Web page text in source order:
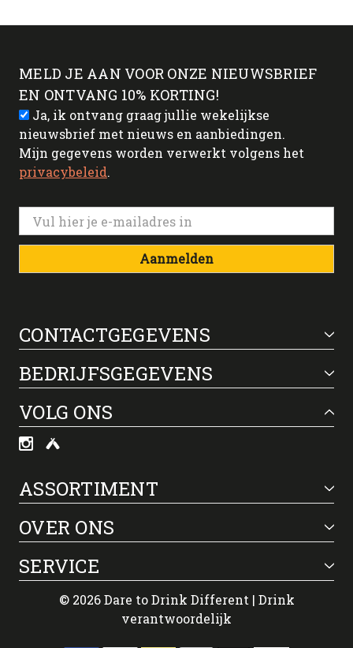
MELD JE AAN VOOR ONZE NIEUWSBRIEF
EN ONTVANG 10% KORTING!
Ja, ik ontvang graag jullie wekelijkse
nieuwsbrief met nieuws en aanbiedingen.
Mijn gegevens worden verwerkt volgens het
privacybeleid.
Aanmelden
CONTACTGEGEVENS
BEDRIJFSGEGEVENS
VOLG ONS
ASSORTIMENT
OVER ONS
SERVICE
© 2026 Dare to Drink Different | Drink
verantwoordelijk